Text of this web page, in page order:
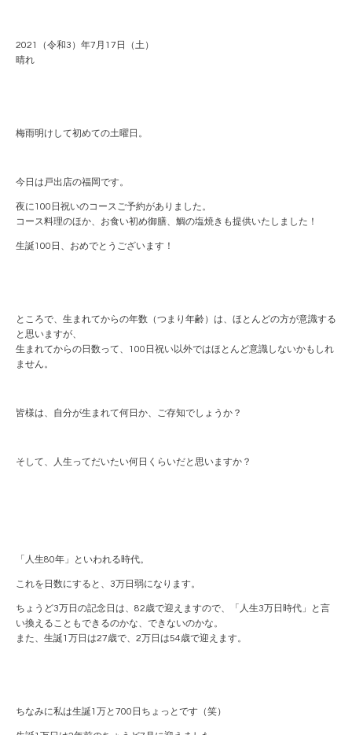
2021（令和3）年7月17日（土）
晴れ
梅雨明けして初めての土曜日。
今日は戸出店の福岡です。
夜に100日祝いのコースご予約がありました。
コース料理のほか、お食い初め御膳、鯛の塩焼きも提供いたしました！
生誕100日、おめでとうございます！
ところで、生まれてからの年数（つまり年齢）は、ほとんどの方が意識する
と思いますが、
生まれてからの日数って、100日祝い以外ではほとんど意識しないかもしれ
ません。
皆様は、自分が生まれて何日か、ご存知でしょうか？
そして、人生ってだいたい何日くらいだと思いますか？
「人生80年」といわれる時代。
これを日数にすると、3万日弱になります。
ちょうど3万日の記念日は、82歳で迎えますので、「人生3万日時代」と言
い換えることもできるのかな、できないのかな。
また、生誕1万日は27歳で、2万日は54歳で迎えます。
ちなみに私は生誕1万と700日ちょっとです（笑）